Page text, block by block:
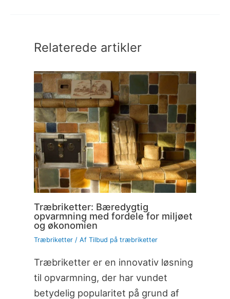
Relaterede artikler
Træbriketter: Bæredygtig
opvarmning med fordele for miljøet
og økonomien
Træbriketter/ Af Tilbud på træbriketter
Træbriketter er en innovativ løsning
til opvarmning, der har vundet
betydelig popularitet på grund af